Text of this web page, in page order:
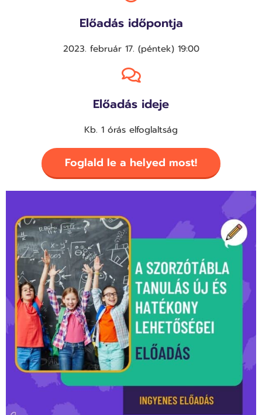
Előadás időpontja
2023. február 17. (péntek) 19:00
Előadás ideje
Kb. 1 órás elfoglaltság
Foglald le a helyed most!